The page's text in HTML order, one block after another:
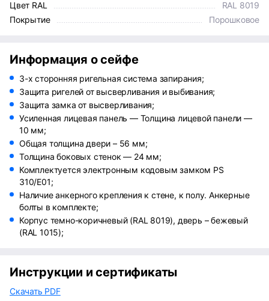
Цвет RAL
RAL 8019
Покрытие
Порошковое
Информация о сейфе
3-х сторонняя ригельная система запирания;
Защита ригелей от высверливания и выбивания;
Защита замка от высверливания;
Усиленная лицевая панель — Толщина лицевой панели —
10 мм;
Общая толщина двери – 56 мм;
Толщина боковых стенок — 24 мм;
Комплектуется электронным кодовым замком PS
310/E01;
Наличие анкерного крепления к стене, к полу. Анкерные
болты в комплекте;
Корпус темно-коричневый (RAL 8019), дверь – бежевый
(RAL 1015);
Инструкции и сертификаты
Скачать PDF